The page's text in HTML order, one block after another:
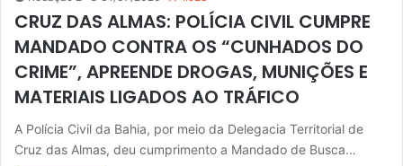
CRUZ DAS ALMAS: POLÍCIA CIVIL CUMPRE
MANDADO CONTRA OS “CUNHADOS DO
CRIME”, APREENDE DROGAS, MUNIÇÕES E
MATERIAIS LIGADOS AO TRÁFICO
A Polícia Civil da Bahia, por meio da Delegacia Territorial de
Cruz das Almas, deu cumprimento a Mandado de Busca…